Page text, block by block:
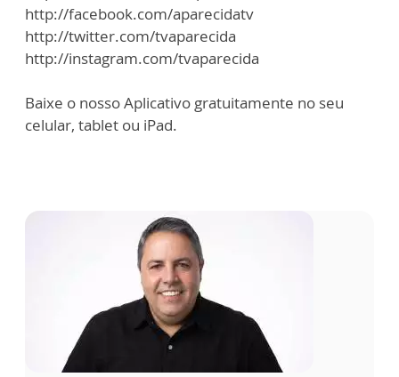
http://facebook.com/aparecidatv
http://twitter.com/tvaparecida
http://instagram.com/tvaparecida
Baixe o nosso Aplicativo gratuitamente no seu
celular, tablet ou iPad.